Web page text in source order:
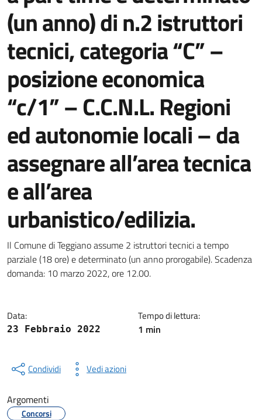
(un anno) di n.2 istruttori
tecnici, categoria “C” –
posizione economica
“c/1” – C.C.N.L. Regioni
ed autonomie locali – da
assegnare all’area tecnica
e all’area
urbanistico/edilizia.
Dettagli della notizia
Il Comune di Teggiano assume 2 istruttori tecnici a tempo
parziale (18 ore) e determinato (un anno prorogabile). Scadenza
domanda: 10 marzo 2022, ore 12.00.
Data:
23 Febbraio 2022
Tempo di lettura:
1 min
Condividi Vedi azioni
Argomenti
Concorsi